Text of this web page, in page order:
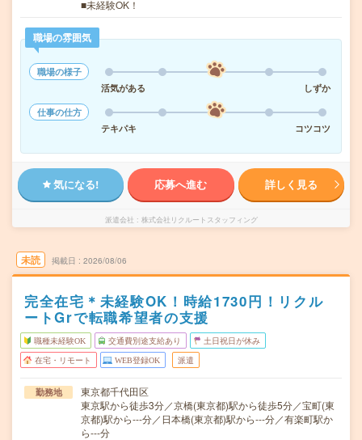
■未経験OK！
職場の雰囲気
職場の様子
活気がある
しずか
仕事の仕方
テキパキ
コツコツ
気になる! 応募へ進む 詳しく見る
派遣会社 株式会社リクルートスタッフィング
未読 掲載日 2026/08/06
完全在宅＊未経験OK！時給1730円！リクル
ートGrで転職希望者の支援
職種未経験OK 交通費別途支給あり 土日祝日が休み
在宅・リモート WEB登録OK 派遣
勤務地
東京都千代田区
東京駅から徒歩3分／京橋(東京都)駅から徒歩5分／宝町(東
京都)駅から---分／日本橋(東京都)駅から---分／有楽町駅か
ら---分